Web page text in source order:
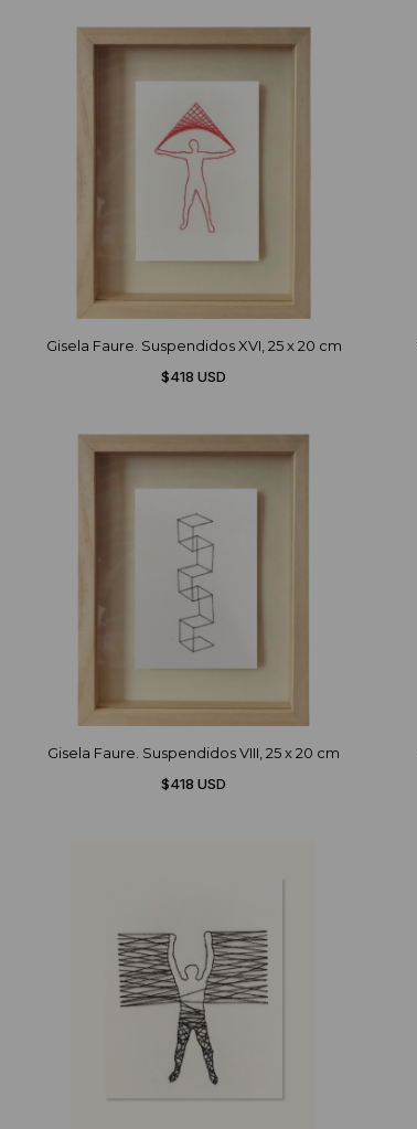
Gisela Faure. Suspendidos XVI, 25 x 20 cm
$418 USD
Gisela Faure. Suspendidos VIII, 25 x 20 cm
$418 USD